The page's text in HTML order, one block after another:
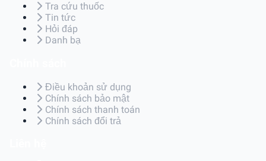
Tra cứu thuốc
Tin tức
Hỏi đáp
Danh bạ
Điều khoản sử dụng
Chính sách bảo mật
Chính sách thanh toán
Chính sách đổi trả